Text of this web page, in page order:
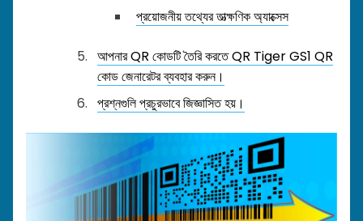
প্রয়োজনীয় তথ্যের তাত্ক্ষণিক অ্যাক্সেস
আপনার QR কোডটি তৈরি করতে QR Tiger GS1 QR
কোড জেনারেটর ব্যবহার করুন।
প্রশ্নগুলি প্রচুরভাবে জিজ্ঞাসিত হয়।